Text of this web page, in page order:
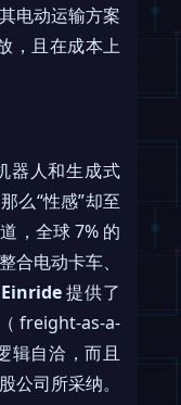
电动运输方案
，且在成本上
器人和生成式
么“性感”却至
，全球 7% 的
合电动卡车、
Einride提供了
freight-as-a-
辑自洽，而且
公司所采纳。